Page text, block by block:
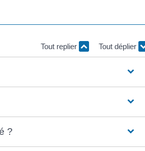
Tout replier Tout déplier
?